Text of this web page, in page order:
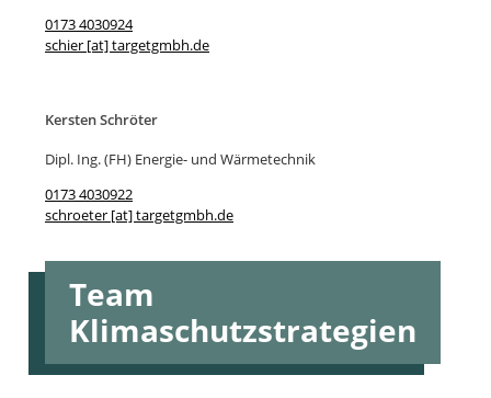
0173 4030924
schier [at] targetgmbh.de
Kersten Schröter
Dipl. Ing. (FH) Energie- und Wärmetechnik
0173 4030922
schroeter [at] targetgmbh.de
Team
Klimaschutzstrategien